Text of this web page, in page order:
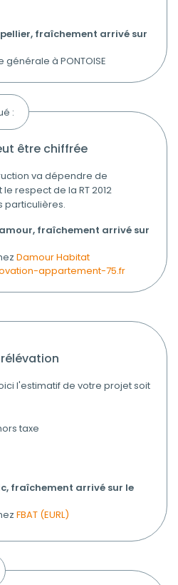
fraîchement arrivé sur
générale à PONTOISE
:
être chiffrée
va dépendre de
respect de la RT 2012
particulières.
fraîchement arrivé sur
Damour Habitat
appartement-75.fr
l'estimatif de votre projet soit
taxe
fraîchement arrivé sur le
FBAT (EURL)